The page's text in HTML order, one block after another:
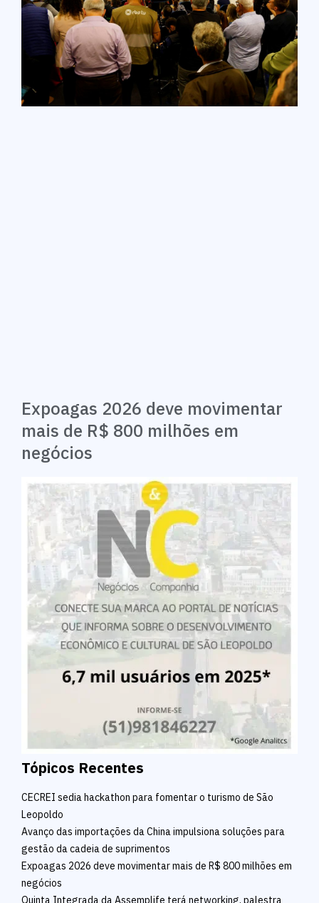
Expoagas 2026 deve movimentar
mais de R$ 800 milhões em
negócios
Tópicos Recentes
CECREI sedia hackathon para fomentar o turismo de São
Leopoldo
Avanço das importações da China impulsiona soluções para
gestão da cadeia de suprimentos
Expoagas 2026 deve movimentar mais de R$ 800 milhões em
negócios